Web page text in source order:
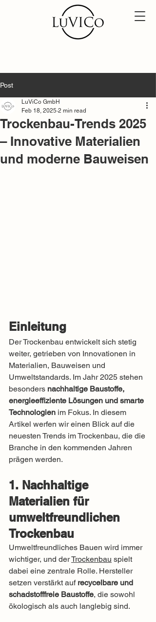
Post
Trockenbau-Trends 2025
– Innovative Materialien
und moderne Bauweisen
LuViCo GmbH
Feb 18, 2025 2 min read
Einleitung
Der Trockenbau entwickelt sich stetig
weiter, getrieben von Innovationen in
Materialien, Bauweisen und
Umweltstandards. Im Jahr 2025 stehen
besonders nachhaltige Baustoffe,
energieeffiziente Lösungen und smarte
Technologien im Fokus. In diesem
Artikel werfen wir einen Blick auf die
neuesten Trends im Trockenbau, die die
Branche in den kommenden Jahren
prägen werden.
1. Nachhaltige
Materialien für
umweltfreundlichen
Trockenbau
Umweltfreundliches Bauen wird immer
wichtiger, und der Trockenbau spielt
dabei eine zentrale Rolle. Hersteller
setzen verstärkt auf recycelbare und
schadstofffreie Baustoffe, die sowohl
ökologisch als auch langlebig sind.